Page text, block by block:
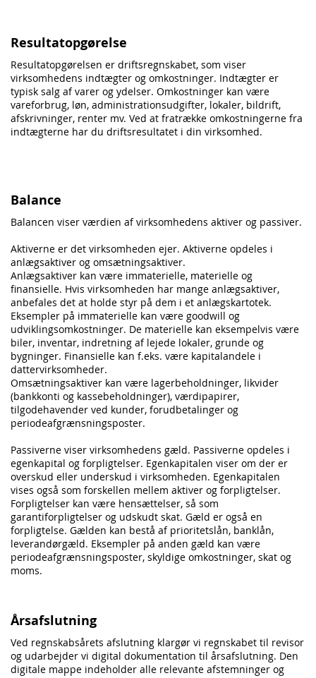
Resultatopgørelse
Resultatopgørelsen er driftsregnskabet, som viser
virksomhedens indtægter og omkostninger. Indtægter er
typisk salg af varer og ydelser. Omkostninger kan være
vareforbrug, løn, administrationsudgifter, lokaler, bildrift,
afskrivninger, renter mv. Ved at fratrække omkostningerne fra
indtægterne har du driftsresultatet i din virksomhed.
Balance
Balancen viser værdien af virksomhedens aktiver og passiver.
Aktiverne er det virksomheden ejer. Aktiverne opdeles i
anlægsaktiver og omsætningsaktiver.
Anlægsaktiver kan være immaterielle, materielle og
finansielle. Hvis virksomheden har mange anlægsaktiver,
anbefales det at holde styr på dem i et anlægskartotek.
Eksempler på immaterielle kan være goodwill og
udviklingsomkostninger. De materielle kan eksempelvis være
biler, inventar, indretning af lejede lokaler, grunde og
bygninger. Finansielle kan f.eks. være kapitalandele i
dattervirksomheder.
Omsætningsaktiver kan være lagerbeholdninger, likvider
(bankkonti og kassebeholdninger), værdipapirer,
tilgodehavender ved kunder, forudbetalinger og
periodeafgrænsningsposter.
Passiverne viser virksomhedens gæld. Passiverne opdeles i
egenkapital og forpligtelser. Egenkapitalen viser om der er
overskud eller underskud i virksomheden. Egenkapitalen
vises også som forskellen mellem aktiver og forpligtelser.
Forpligtelser kan være hensættelser, så som
garantiforpligtelser og udskudt skat. Gæld er også en
forpligtelse. Gælden kan bestå af prioritetslån, banklån,
leverandørgæld. Eksempler på anden gæld kan være
periodeafgrænsningsposter, skyldige omkostninger, skat og
moms.
Årsafslutning
Ved regnskabsårets afslutning klargør vi regnskabet til revisor
og udarbejder vi digital dokumentation til årsafslutning. Den
digitale mappe indeholder alle relevante afstemninger og